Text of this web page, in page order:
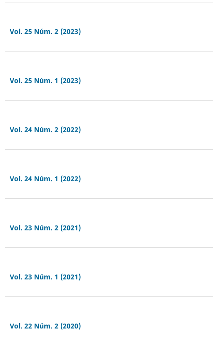
Vol. 25 Núm. 2 (2023)
Vol. 25 Núm. 1 (2023)
Vol. 24 Núm. 2 (2022)
Vol. 24 Núm. 1 (2022)
Vol. 23 Núm. 2 (2021)
Vol. 23 Núm. 1 (2021)
Vol. 22 Núm. 2 (2020)